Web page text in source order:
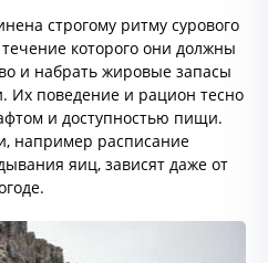
строгому ритму сурового
которого они должны
и набрать жировые запасы
Их поведение и рацион тесно
и доступностью пищи.
например расписание
яиц, зависят даже от